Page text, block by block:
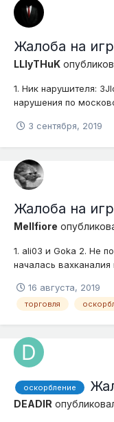
Жалоба на
LLlyTHuK
1. Ник нарушителя:
нарушения по
оскорбил, перед
3 сентября, 2019
Жалоба на
Mellfiore
1. ali03 и Goka 2. Не
началась вахканалия
16 августа, 2019
торговля
оскорбление
DEADIR